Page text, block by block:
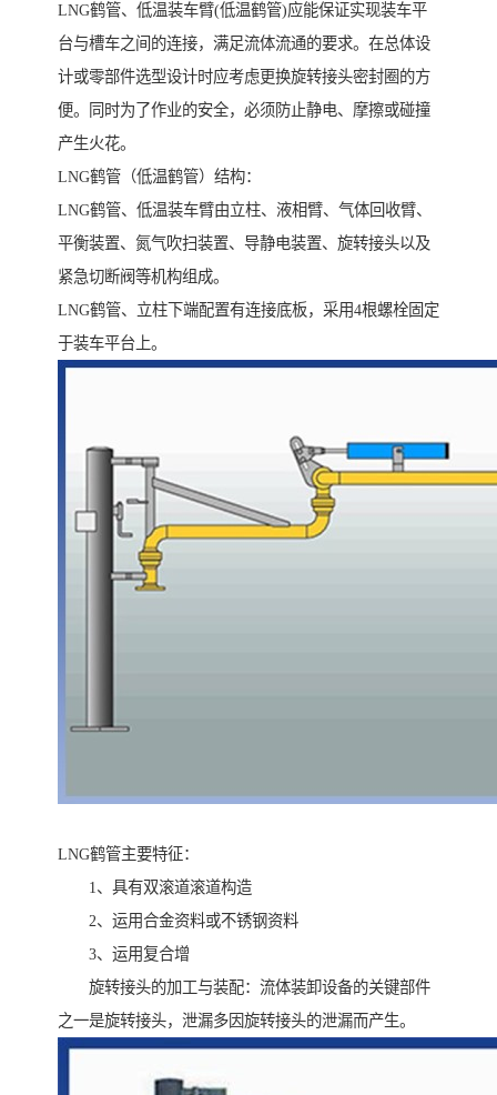
LNG鹤管、低温装车臂(低温鹤管)应能保证实现装车平
台与槽车之间的连接，满足流体流通的要求。在总体设
计或零部件选型设计时应考虑更换旋转接头密封圈的方
便。同时为了作业的安全，必须防止静电、摩擦或碰撞
产生火花。
LNG鹤管（低温鹤管）结构：
LNG鹤管、低温装车臂由立柱、液相臂、气体回收臂、
平衡装置、氮气吹扫装置、导静电装置、旋转接头以及
紧急切断阀等机构组成。
LNG鹤管、立柱下端配置有连接底板，采用4根螺栓固定
于装车平台上。
LNG鹤管主要特征：
1、具有双滚道滚道构造
2、运用合金资料或不锈钢资料
3、运用复合增
旋转接头的加工与装配：流体装卸设备的关键部件
之一是旋转接头，泄漏多因旋转接头的泄漏而产生。